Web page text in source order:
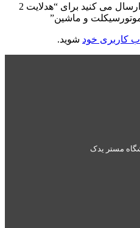
اولین نفری باشید که دیدگاهی را ارسال می کنید برای “هدلایت 2
کاربری خود شوید.